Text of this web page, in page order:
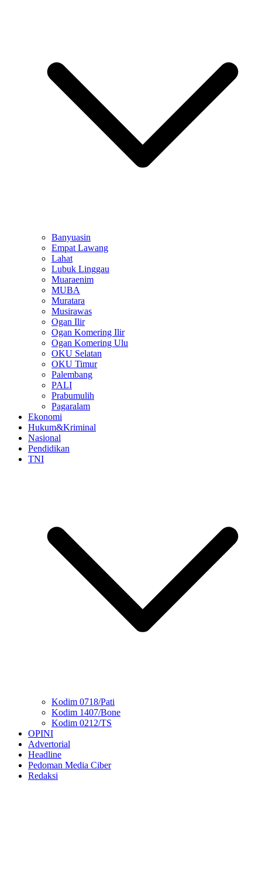
Banyuasin
Empat Lawang
Lahat
Lubuk Linggau
Muaraenim
MUBA
Muratara
Musirawas
Ogan Ilir
Ogan Komering Ilir
Ogan Komering Ulu
OKU Selatan
OKU Timur
Palembang
PALI
Prabumulih
Pagaralam
Ekonomi
Hukum&Kriminal
Nasional
Pendidikan
TNI
Kodim 0718/Pati
Kodim 1407/Bone
Kodim 0212/TS
OPINI
Advertorial
Headline
Pedoman Media Ciber
Redaksi